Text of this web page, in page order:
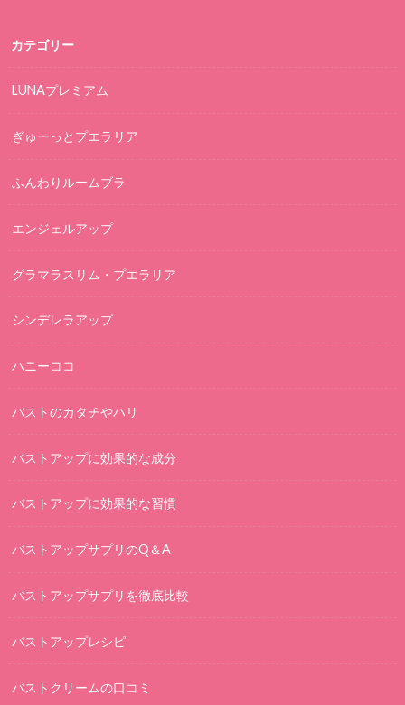
カテゴリー
LUNAプレミアム
ぎゅーっとプエラリア
ふんわりルームブラ
エンジェルアップ
グラマラスリム・プエラリア
シンデレラアップ
ハニーココ
バストのカタチやハリ
バストアップに効果的な成分
バストアップに効果的な習慣
バストアップサプリのQ＆A
バストアップサプリを徹底比較
バストアップレシピ
バストクリームの口コミ